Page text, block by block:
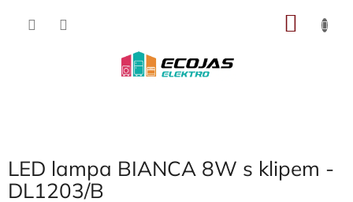
LED lampa BIANCA 8W s klipem -
DL1203/B